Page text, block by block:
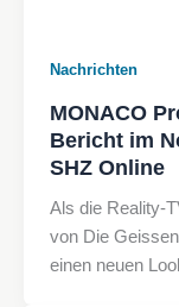
Nachrichten
MONACO
Bericht im
SHZ Online
Als die Reality-
von Die
einen neuen